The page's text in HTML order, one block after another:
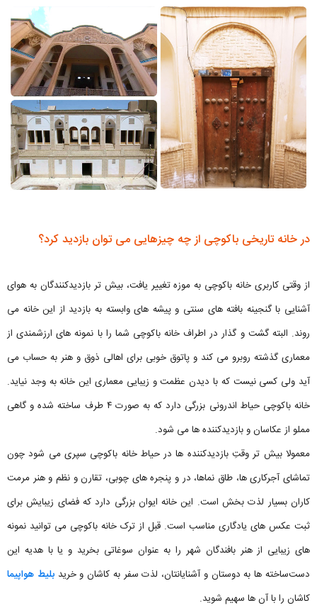
در خانه تاریخی باکوچی از چه چیزهایی می توان بازدید کرد؟
از وقتی کاربری خانه باکوچی به موزه تغییر یافت، بیش تر بازدیدکنندگان به هوای
آشنایی با گنجینه بافته های سنتی و پیشه های وابسته به بازدید از این خانه می
روند. البته گشت و گذار در اطراف خانه باکوچی شما را با نمونه های ارزشمندی از
معماری گذشته روبرو می کند و پاتوق خوبی برای اهالی ذوق و هنر به حساب می
آید ولی کسی نیست که با دیدن عظمت و زیبایی معماری این خانه به وجد نیاید.
خانه باکوچی حیاط اندرونی بزرگی دارد که به صورت ۴ طرف ساخته شده و گاهی
مملو از عکاسان و بازدیدکننده ها می شود.
معمولا بیش تر وقتِ بازدیدکننده ها در حیاط خانه باکوچی سپری می شود چون
تماشای آجرکاری ها، طاق نماها، در و پنجره های چوبی، تقارن و نظم و هنر مرمت
کاران بسیار لذت بخش است. این خانه ایوان بزرگی دارد که فضای زیبایش برای
ثبت عکس های یادگاری مناسب است. قبل از ترک خانه باکوچی می توانید نمونه
های زیبایی از هنر بافندگان شهر را به عنوان سوغاتی بخرید و یا با هدیه این
دست‌ساخته ها به دوستان و آشنایانتان، لذت سفر به کاشان و خریدبلیط هواپیما
کاشان را با آن ها سهیم شوید.